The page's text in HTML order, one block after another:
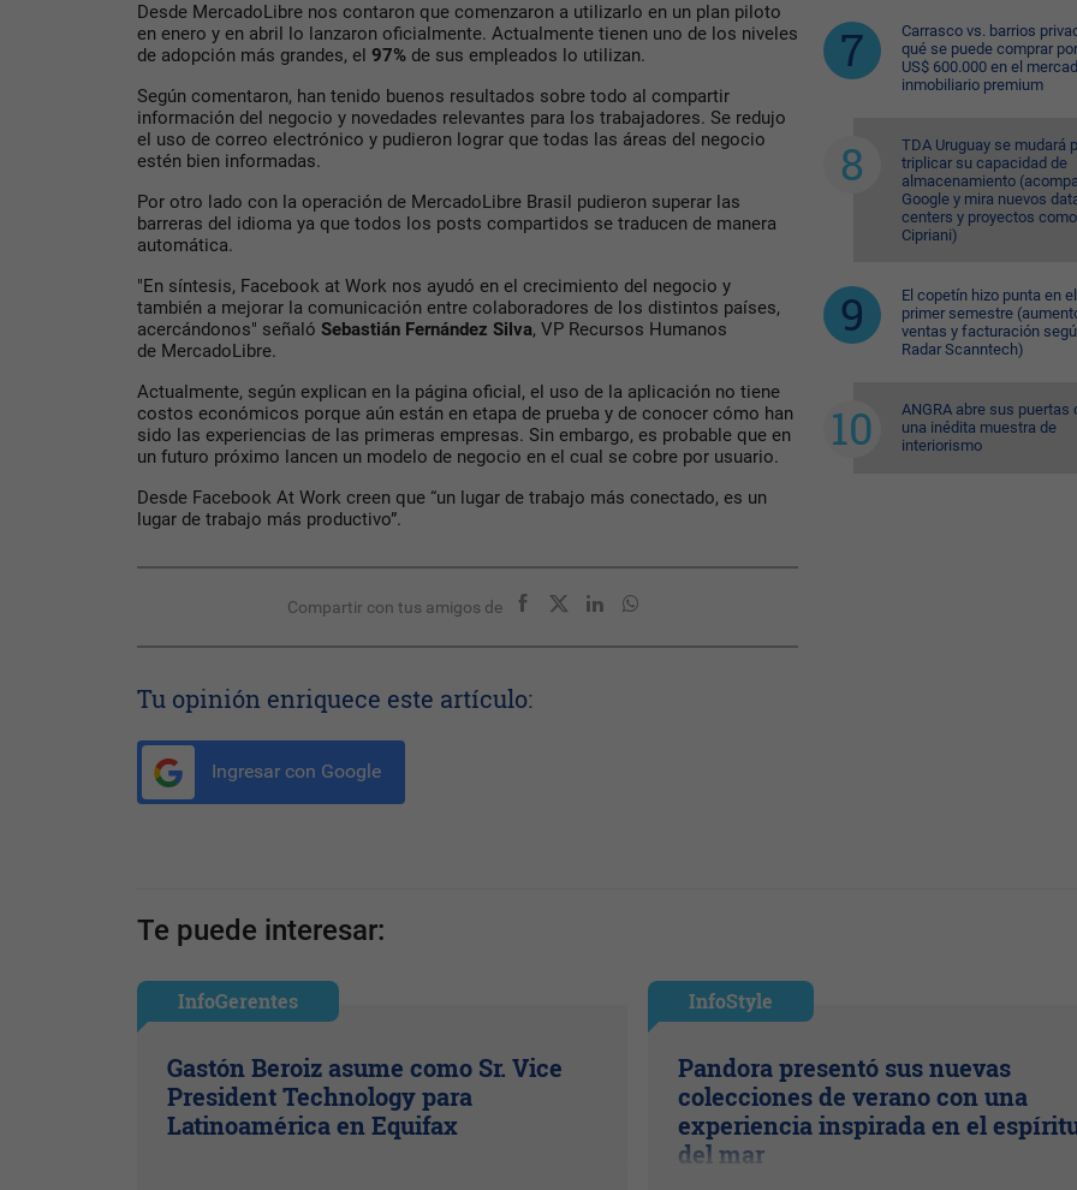
Desde MercadoLibre nos contaron que comenzaron a utilizarlo en un plan piloto
en enero y en abril lo lanzaron oficialmente. Actualmente tienen uno de los niveles
de adopción más grandes, el 97% de sus empleados lo utilizan.
Según comentaron, han tenido buenos resultados sobre todo al compartir
información del negocio y novedades relevantes para los trabajadores. Se redujo
el uso de correo electrónico y pudieron lograr que todas las áreas del negocio
estén bien informadas.
Por otro lado con la operación de MercadoLibre Brasil pudieron superar las
barreras del idioma ya que todos los posts compartidos se traducen de manera
automática.
"En síntesis, Facebook at Work nos ayudó en el crecimiento del negocio y
también a mejorar la comunicación entre colaboradores de los distintos países,
acercándonos" señaló Sebastián Fernández Silva, VP Recursos Humanos
de MercadoLibre.
Actualmente, según explican en la página oficial, el uso de la aplicación no tiene
costos económicos porque aún están en etapa de prueba y de conocer cómo han
sido las experiencias de las primeras empresas. Sin embargo, es probable que en
un futuro próximo lancen un modelo de negocio en el cual se cobre por usuario.
Desde Facebook At Work creen que “un lugar de trabajo más conectado, es un
lugar de trabajo más productivo”.
Compartir con tus amigos de
Tu opinión enriquece este artículo:
Ingresar con Google
Carrasco vs. barrios
qué se puede comprar
US$ 600.000 en el
inmobiliario premium
TDA Uruguay se mudará
triplicar su capacidad de
almacenamiento
Google y mira nuevos
centers y proyectos como
Cipriani)
El copetín hizo punta en el
primer semestre
ventas y facturación
Radar Scanntech)
ANGRA abre sus puertas
una inédita muestra de
interiorismo
Te puede interesar:
InfoGerentes
Gastón Beroiz asume como Sr. Vice
President Technology para
Latinoamérica en Equifax
InfoStyle
Pandora presentó sus nuevas
colecciones de verano con una
experiencia inspirada en el
del mar